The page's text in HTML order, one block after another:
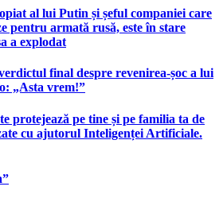
al lui Putin și șeful companiei care
pentru armată rusă, este în stare
a explodat
final despre revenirea-șoc a lui
„Asta vrem!”
protejează pe tine și pe familia ta de
cu ajutorul Inteligenței Artificiale.